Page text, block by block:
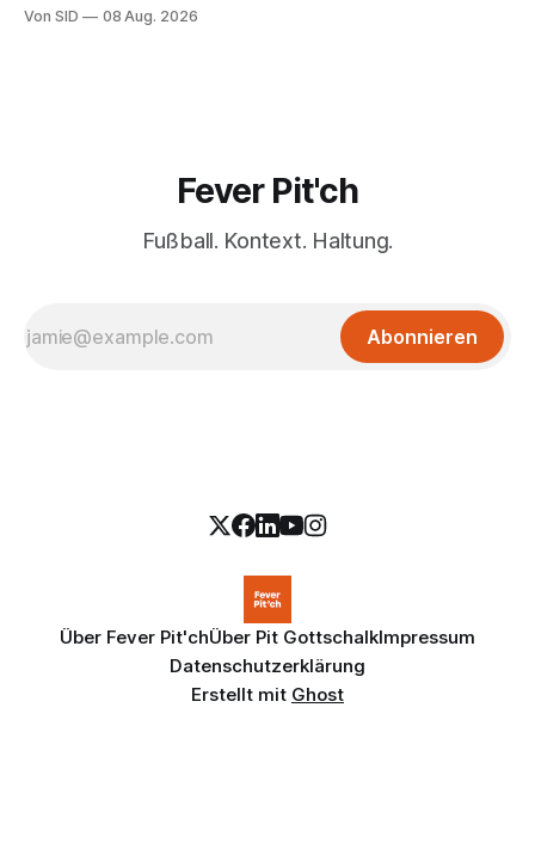
Von SID 08 Aug. 2026
Fever Pit'ch
Fußball. Kontext. Haltung.
Abonnieren
Über Fever Pit'chÜber Pit GottschalkImpressum
Datenschutzerklärung
Erstellt mit Ghost